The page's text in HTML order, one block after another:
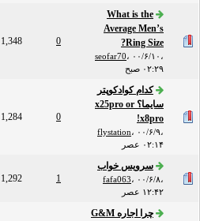
What is the
Average Men’s
Ring Size?
seofar70، ۰۰/۶/۱۰،
۰۲:۲۹ صبح
0
1,348
کدام کوادکوپتر
سایما؟ x25pro or
x8pro!
flystation، ۰۰/۶/۹،
۰۲:۱۴ عصر
0
1,284
سرویس خواب
fafa063، ۰۰/۶/۸،
۱۲:۴۲ عصر
1
1,292
چرا اجاره G&M